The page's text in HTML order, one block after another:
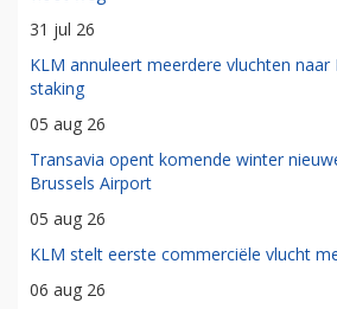
31 jul 26
KLM annuleert meerdere vluchten
staking
05 aug 26
Transavia opent komende winter
Brussels Airport
05 aug 26
KLM stelt eerste commerciële vlucht
06 aug 26